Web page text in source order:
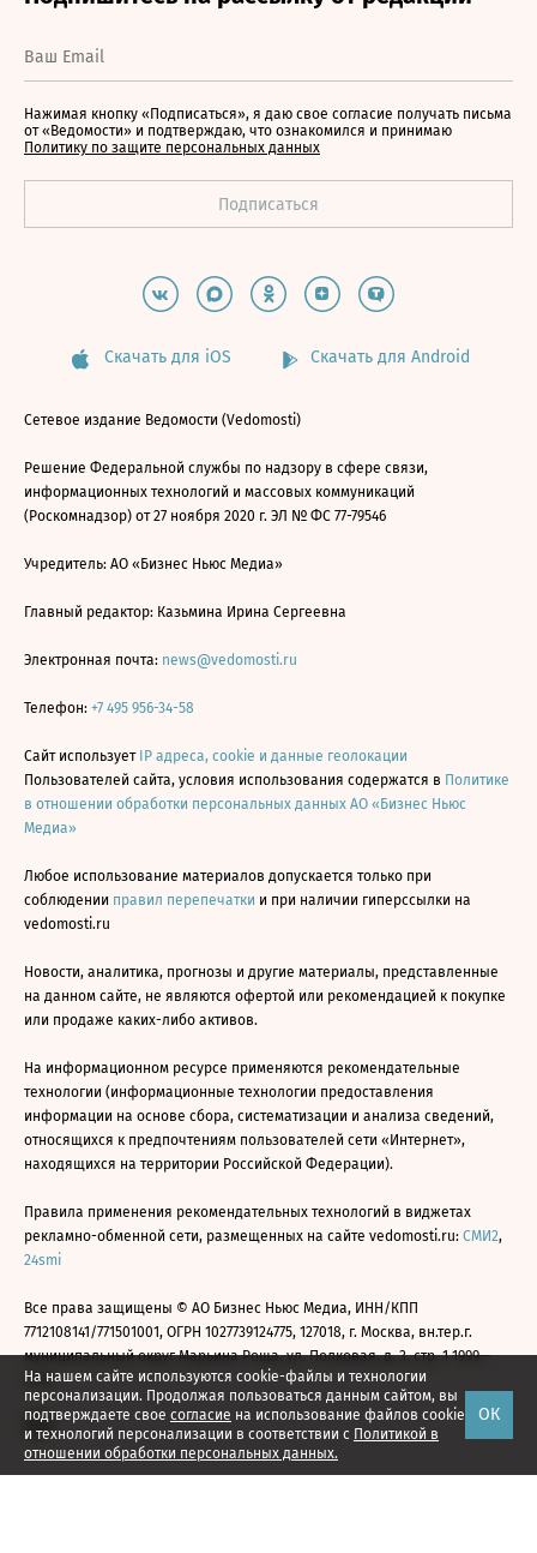
На нашем сайте используются cookie-файлы и технологии
персонализации. Продолжая пользоваться данным сайтом, вы
подтверждаете свое согласие на использование файлов cookie
и технологий персонализации в соответствии с Политикой в
отношении обработки персональных данных.
ОК
Нажимая кнопку «Подписаться», я даю свое согласие получать письма
от «Ведомости» и подтверждаю, что ознакомился и принимаю
Политику по защите персональных данных
Скачать для iOS Скачать для Android
Сетевое издание Ведомости (Vedomosti)
Решение Федеральной службы по надзору в сфере связи,
информационных технологий и массовых коммуникаций
(Роскомнадзор) от 27 ноября 2020 г. ЭЛ № ФС 77-79546
Учредитель: АО «Бизнес Ньюс Медиа»
Главный редактор: Казьмина Ирина Сергеевна
Электронная почта: news@vedomosti.ru
Телефон: +7 495 956-34-58
Сайт использует IP адреса, cookie и данные геолокации
Пользователей сайта, условия использования содержатся в Политике
в отношении обработки персональных данных АО «Бизнес Ньюс
Медиа»
Любое использование материалов допускается только при
соблюдении правил перепечатки и при наличии гиперссылки на
vedomosti.ru
Новости, аналитика, прогнозы и другие материалы, представленные
на данном сайте, не являются офертой или рекомендацией к покупке
или продаже каких-либо активов.
На информационном ресурсе применяются рекомендательные
технологии (информационные технологии предоставления
информации на основе сбора, систематизации и анализа сведений,
относящихся к предпочтениям пользователей сети «Интернет»,
находящихся на территории Российской Федерации).
Правила применения рекомендательных технологий в виджетах
рекламно-обменной сети, размещенных на сайте vedomosti.ru: СМИ2,
24smi
Все права защищены © АО Бизнес Ньюс Медиа, ИНН/КПП
7712108141/771501001, ОГРН 1027739124775, 127018, г. Москва, вн.тер.г.
муниципальный округ Марьина Роща, ул. Полковая, д. 3, стр. 1 1999—
2026